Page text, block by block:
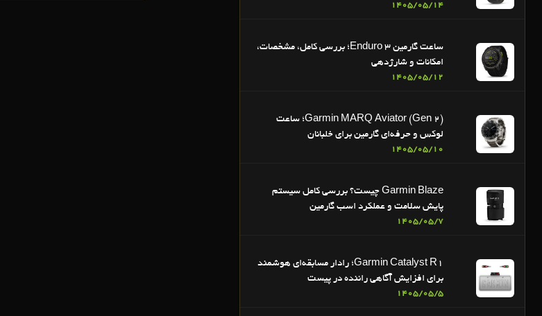
1405/05/14
ساعت گارمین Enduro 3؛ بررسی کامل، مشخصات،
امکانات و شارژدهی
1405/05/12
Garmin MARQ Aviator (Gen 2)؛ ساعت
لوکس و حرفه‌ای گارمین برای خلبانان
1405/05/10
Garmin Blaze چیست؟ بررسی کامل سیستم
پایش سلامت و عملکرد اسب گارمین
1405/05/7
Garmin Catalyst R1؛ رادار مسابقه‌ای هوشمند
برای افزایش آگاهی راننده در پیست
1405/05/5